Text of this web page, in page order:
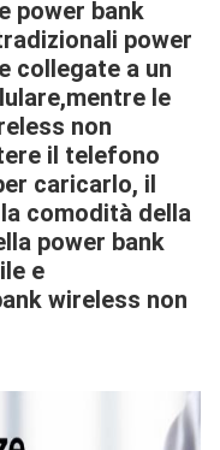
power bank
power
collegate a un
le
non
il telefono
caricarlo, il
comodità della
power bank
e
wireless non